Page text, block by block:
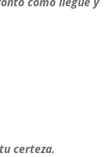
certeza.